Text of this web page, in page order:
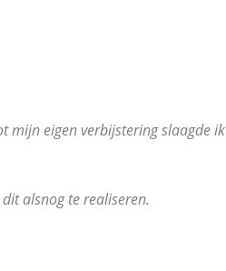
mijn eigen verbijstering slaagde ik
alsnog te realiseren.